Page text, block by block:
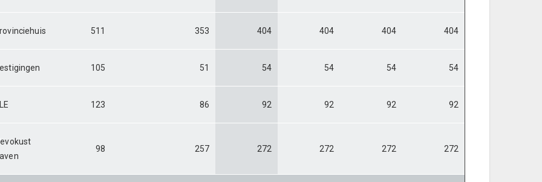
511 353 404 404 404 404
105 51 54 54 54 54
123 86 92 92 92 92
98 257 272 272 272 272